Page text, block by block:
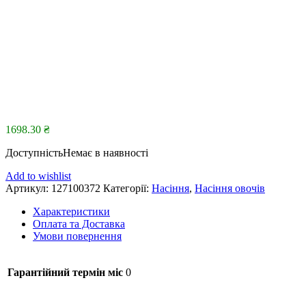
1698.30 ₴
ДоступністьНемає в наявності
Add to wishlist
Артикул: 127100372 Категорії: Насіння, Насіння овочів
Характеристики
Оплата та Доставка
Умови повернення
Гарантійний термін міс 0